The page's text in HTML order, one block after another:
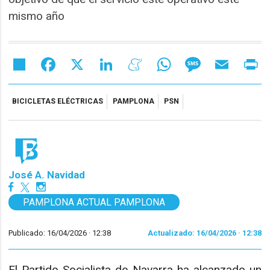
mismo año
Share Facebook LinkedIn MeneameWhatsAppMessageEmail
BICICLETAS ELÉCTRICAS PAMPLONA PSN
José A. Navidad
PAMPLONA ACTUAL PAMPLONA
Publicado: 16/04/2026 · 12:38 Actualizado: 16/04/2026 · 12:38